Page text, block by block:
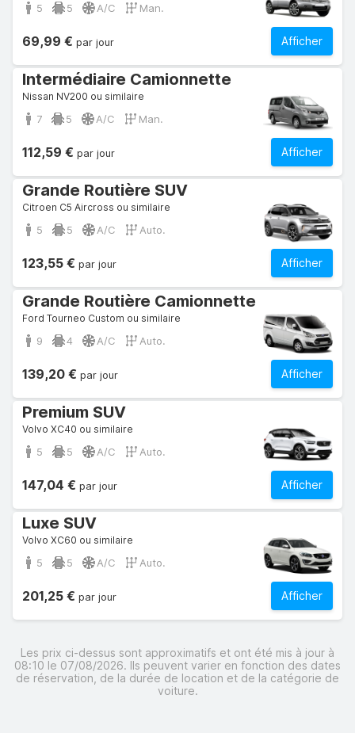
5 5 A/C Man.
Afficher
69,99 € par jour
Intermédiaire Camionnette
Nissan NV200 ou similaire
7 5 A/C Man.
Afficher
112,59 € par jour
Grande Routière SUV
Citroen C5 Aircross ou similaire
5 5 A/C Auto.
Afficher
123,55 € par jour
Grande Routière Camionnette
Ford Tourneo Custom ou similaire
9 4 A/C Auto.
Afficher
139,20 € par jour
Premium SUV
Volvo XC40 ou similaire
5 5 A/C Auto.
Afficher
147,04 € par jour
Luxe SUV
Volvo XC60 ou similaire
5 5 A/C Auto.
Afficher
201,25 € par jour
Les prix ci-dessus sont approximatifs et ont été mis à jour à
08:10 le 07/08/2026. Ils peuvent varier en fonction des dates
de réservation, de la durée de location et de la catégorie de
voiture.